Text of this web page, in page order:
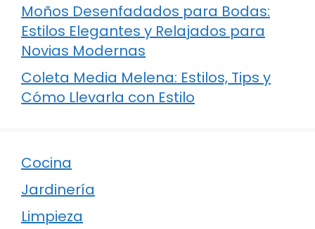
Moños Desenfadados para Bodas:
Estilos Elegantes y Relajados para
Novias Modernas
Coleta Media Melena: Estilos, Tips y
Cómo Llevarla con Estilo
Cocina
Jardinería
Limpieza